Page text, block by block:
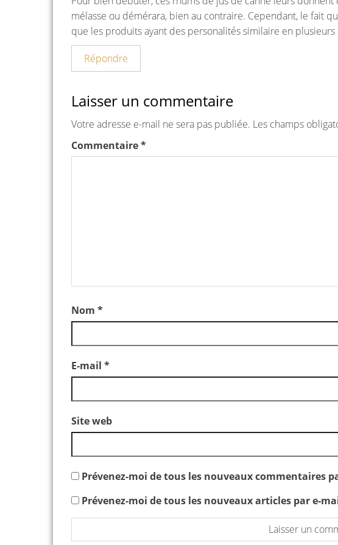
mélasse ou démérara, bien au contraire. Cependant, le fait
que les produits ayant des personalités similaire en
Répondre
Laisser un commentaire
Votre adresse e-mail ne sera pas publiée. Les champs
Commentaire*
Nom *
E-mail *
Site web
Prévenez-moi de tous les nouveaux commentaires
Prévenez-moi de tous les nouveaux articles par e-